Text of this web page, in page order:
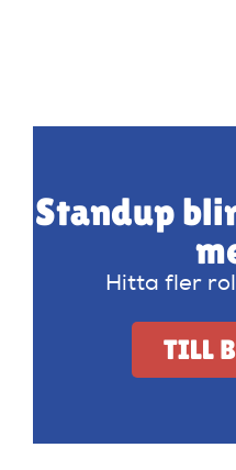
Standup
Hitta fler
TILL